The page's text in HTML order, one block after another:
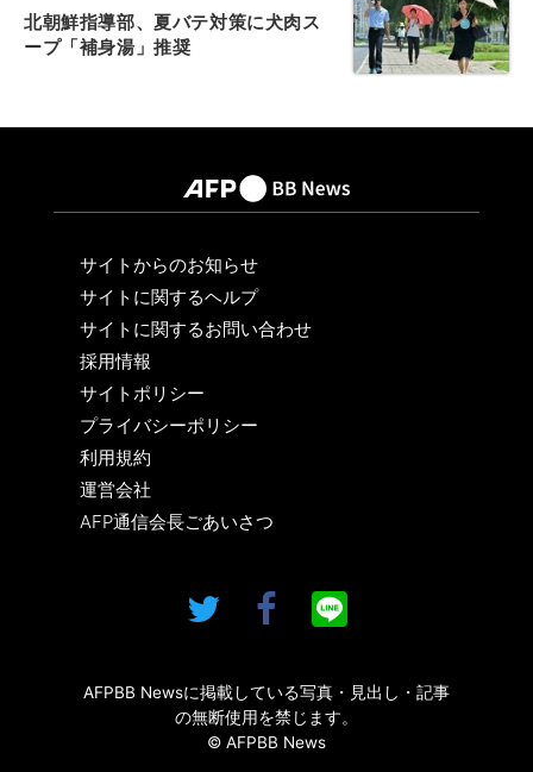
北朝鮮指導部、夏バテ対策に犬肉ス
ープ「補身湯」推奨
サイトからのお知らせ
サイトに関するヘルプ
サイトに関するお問い合わせ
採用情報
サイトポリシー
プライバシーポリシー
利用規約
運営会社
AFP通信会長ごあいさつ
AFPBB Newsに掲載している写真・見出し・記事
の無断使用を禁じます。
© AFPBB News